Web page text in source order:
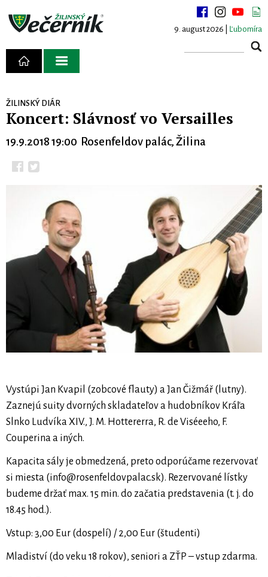
9. august 2026 | Ľubomíra
ŽILINSKÝ DIÁR
Koncert: Slávnosť vo Versailles
19.9.2018 19:00 Rosenfeldov palác, Žilina
Vystúpi Jan Kvapil (zobcové flauty) a Jan Čižmář (lutny).
Zaznejú suity dvorných skladateľov a hudobníkov Kráľa
Slnko Ludvíka XIV., J. M. Hottererra, R. de Viséeeho, F.
Couperina a iných.
Kapacita sály je obmedzená, preto odporúčame rezervovať
si miesta (info@rosenfeldovpalac.sk). Rezervované lístky
budeme držať max. 15 min. do začatia predstavenia (t. j. do
18.45 hod.).
Vstup: 3,00 Eur (dospelí) / 2,00 Eur (študenti)
Mladiství (do veku 18 rokov), seniori a ZŤP – vstup zdarma.